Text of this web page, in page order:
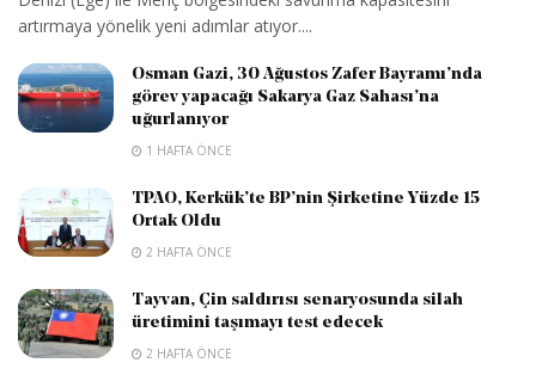
artırmaya yönelik yeni adımlar atıyor....
Osman Gazi, 30 Ağustos Zafer Bayramı’nda
görev yapacağı Sakarya Gaz Sahası’na
uğurlanıyor
1 HAFTA ÖNCE
TPAO, Kerkük’te BP’nin Şirketine Yüzde 15
Ortak Oldu
2 HAFTA ÖNCE
Tayvan, Çin saldırısı senaryosunda silah
üretimini taşımayı test edecek
2 HAFTA ÖNCE